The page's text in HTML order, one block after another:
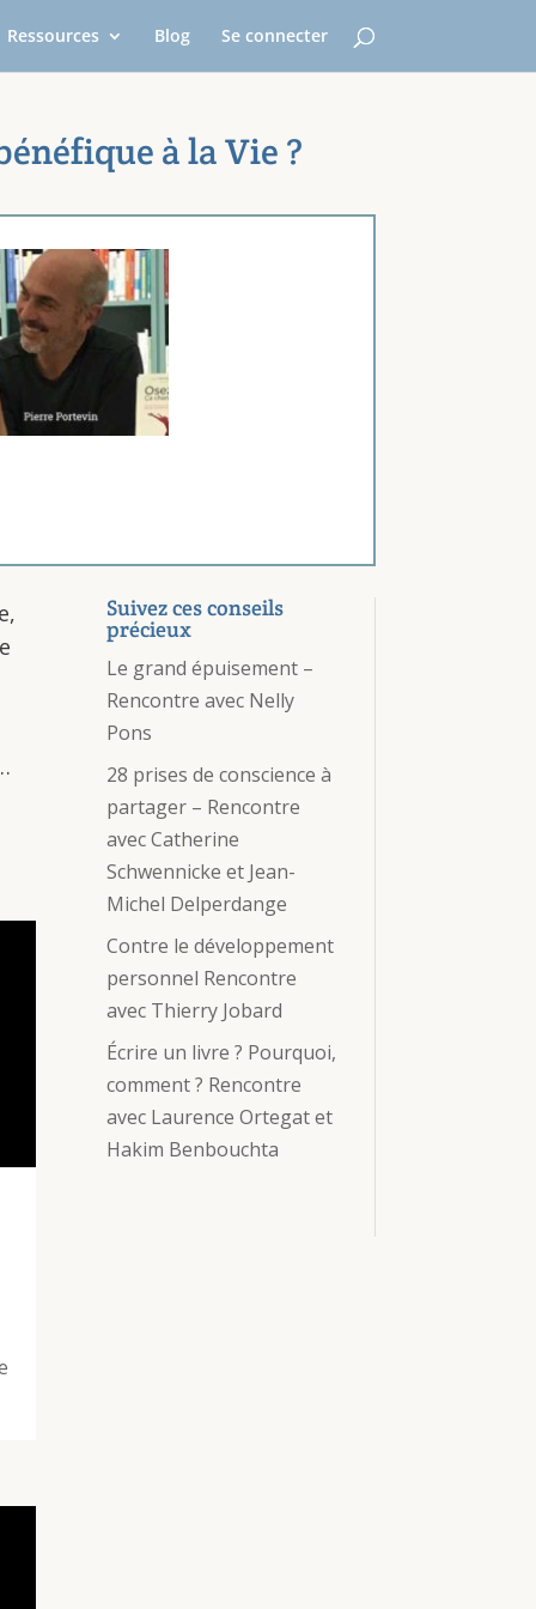
Ressources Blog Se connecter
à la Vie ?
Suivez ces conseils
précieux
Le grand épuisement –
Rencontre avec Nelly
Pons
28 prises de conscience à
partager – Rencontre
avec Catherine
Schwennicke et Jean-
Michel Delperdange
Contre le développement
personnel Rencontre
avec Thierry Jobard
Écrire un livre ? Pourquoi,
comment ? Rencontre
avec Laurence Ortegat et
Hakim Benbouchta